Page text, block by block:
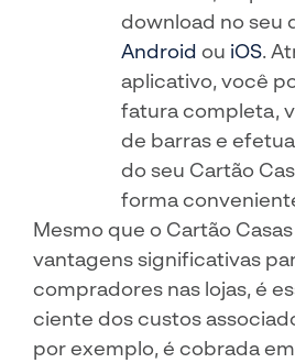
download no seu
Android ou iOS.
aplicativo, você
fatura completa,
de barras e
do seu Cartão
forma
Mesmo que o Cartão
vantagens significativas
compradores nas lojas, é
ciente dos custos
por exemplo, é cobrada